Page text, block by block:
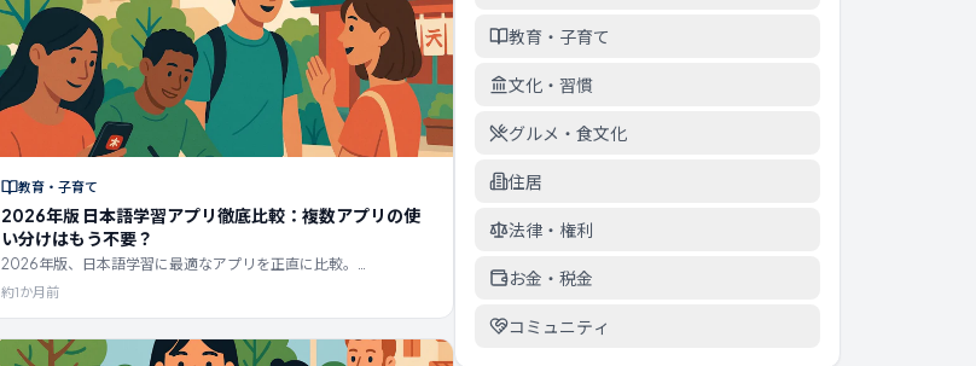
教育・子育て
2026年版 日本語学習アプリ徹底比較：複数アプリの使
い分けはもう不要？
2026年版、日本語学習に最適なアプリを正直に比較。
Duolingo、WaniKani、Bunpro、Renshuu、Anki、Migii、LO-
PAL Lingoを網羅し、実際の価格と真の強み、そして5つのアプリ
に同時に課金するのをやめる方法をご紹介します。
約1か月前
教育・子育て
文化・習慣
グルメ・食文化
住居
法律・権利
お金・税金
コミュニティ